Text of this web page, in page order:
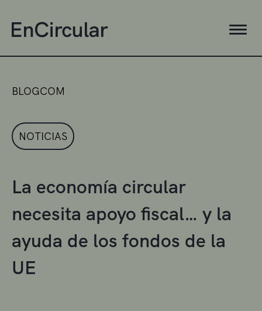
BLOGCOM
NOTICIAS
La economía circular
necesita apoyo fiscal… y la
ayuda de los fondos de la
UE